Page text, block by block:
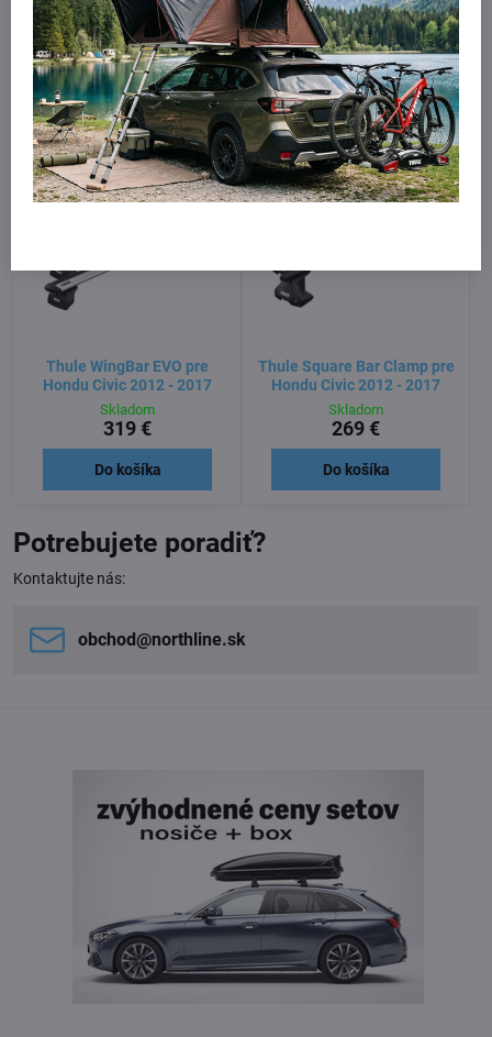
Hondu Civic 2012 - 2017
Skladom
399 €
Do košíka
Hondu Civic 2012 - 2017
Skladom
359 €
Do košíka
Thule WingBar EVO pre
Hondu Civic 2012 - 2017
Skladom
319 €
Do košíka
Thule Square Bar Clamp pre
Hondu Civic 2012 - 2017
Skladom
269 €
Do košíka
Potrebujete poradiť?
Kontaktujte nás:
obchod​@northline​.sk